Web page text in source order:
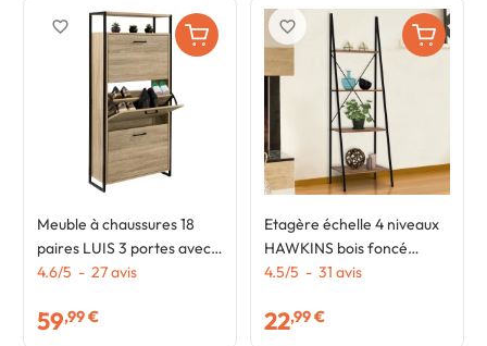
Meuble à chaussures 18
paires LUIS 3 portes avec
étagère supérieure design
4.6/5 - 27avis
59,99 €
favorite_border
Etagère échelle 4 niveaux
HAWKINS bois foncé
design industriel 170 cm
4.5/5 - 31 avis
22,99 €
favorite_border